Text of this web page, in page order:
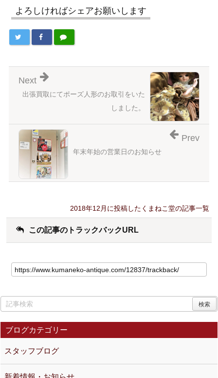
よろしければシェアお願いします
出張買取にてポーズ人形のお取引をいた
しました。
Next
年末年始の営業日のお知らせ
Prev
2018年12月に投稿したくまねこ堂の記事一覧
この記事のトラックバックURL
ブログカテゴリー
スタッフブログ